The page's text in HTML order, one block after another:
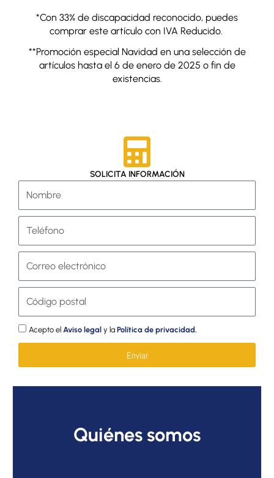
*Con 33% de discapacidad reconocido, puedes
comprar este artículo con IVA Reducido.
**Promoción especial Navidad en una selección de
artículos hasta el 6 de enero de 2025 o fin de
existencias.
SOLICITA INFORMACIÓN
apellidos
electrónico
Acepto el Aviso legal y la Política de privacidad.
Enviar
Quiénes somos